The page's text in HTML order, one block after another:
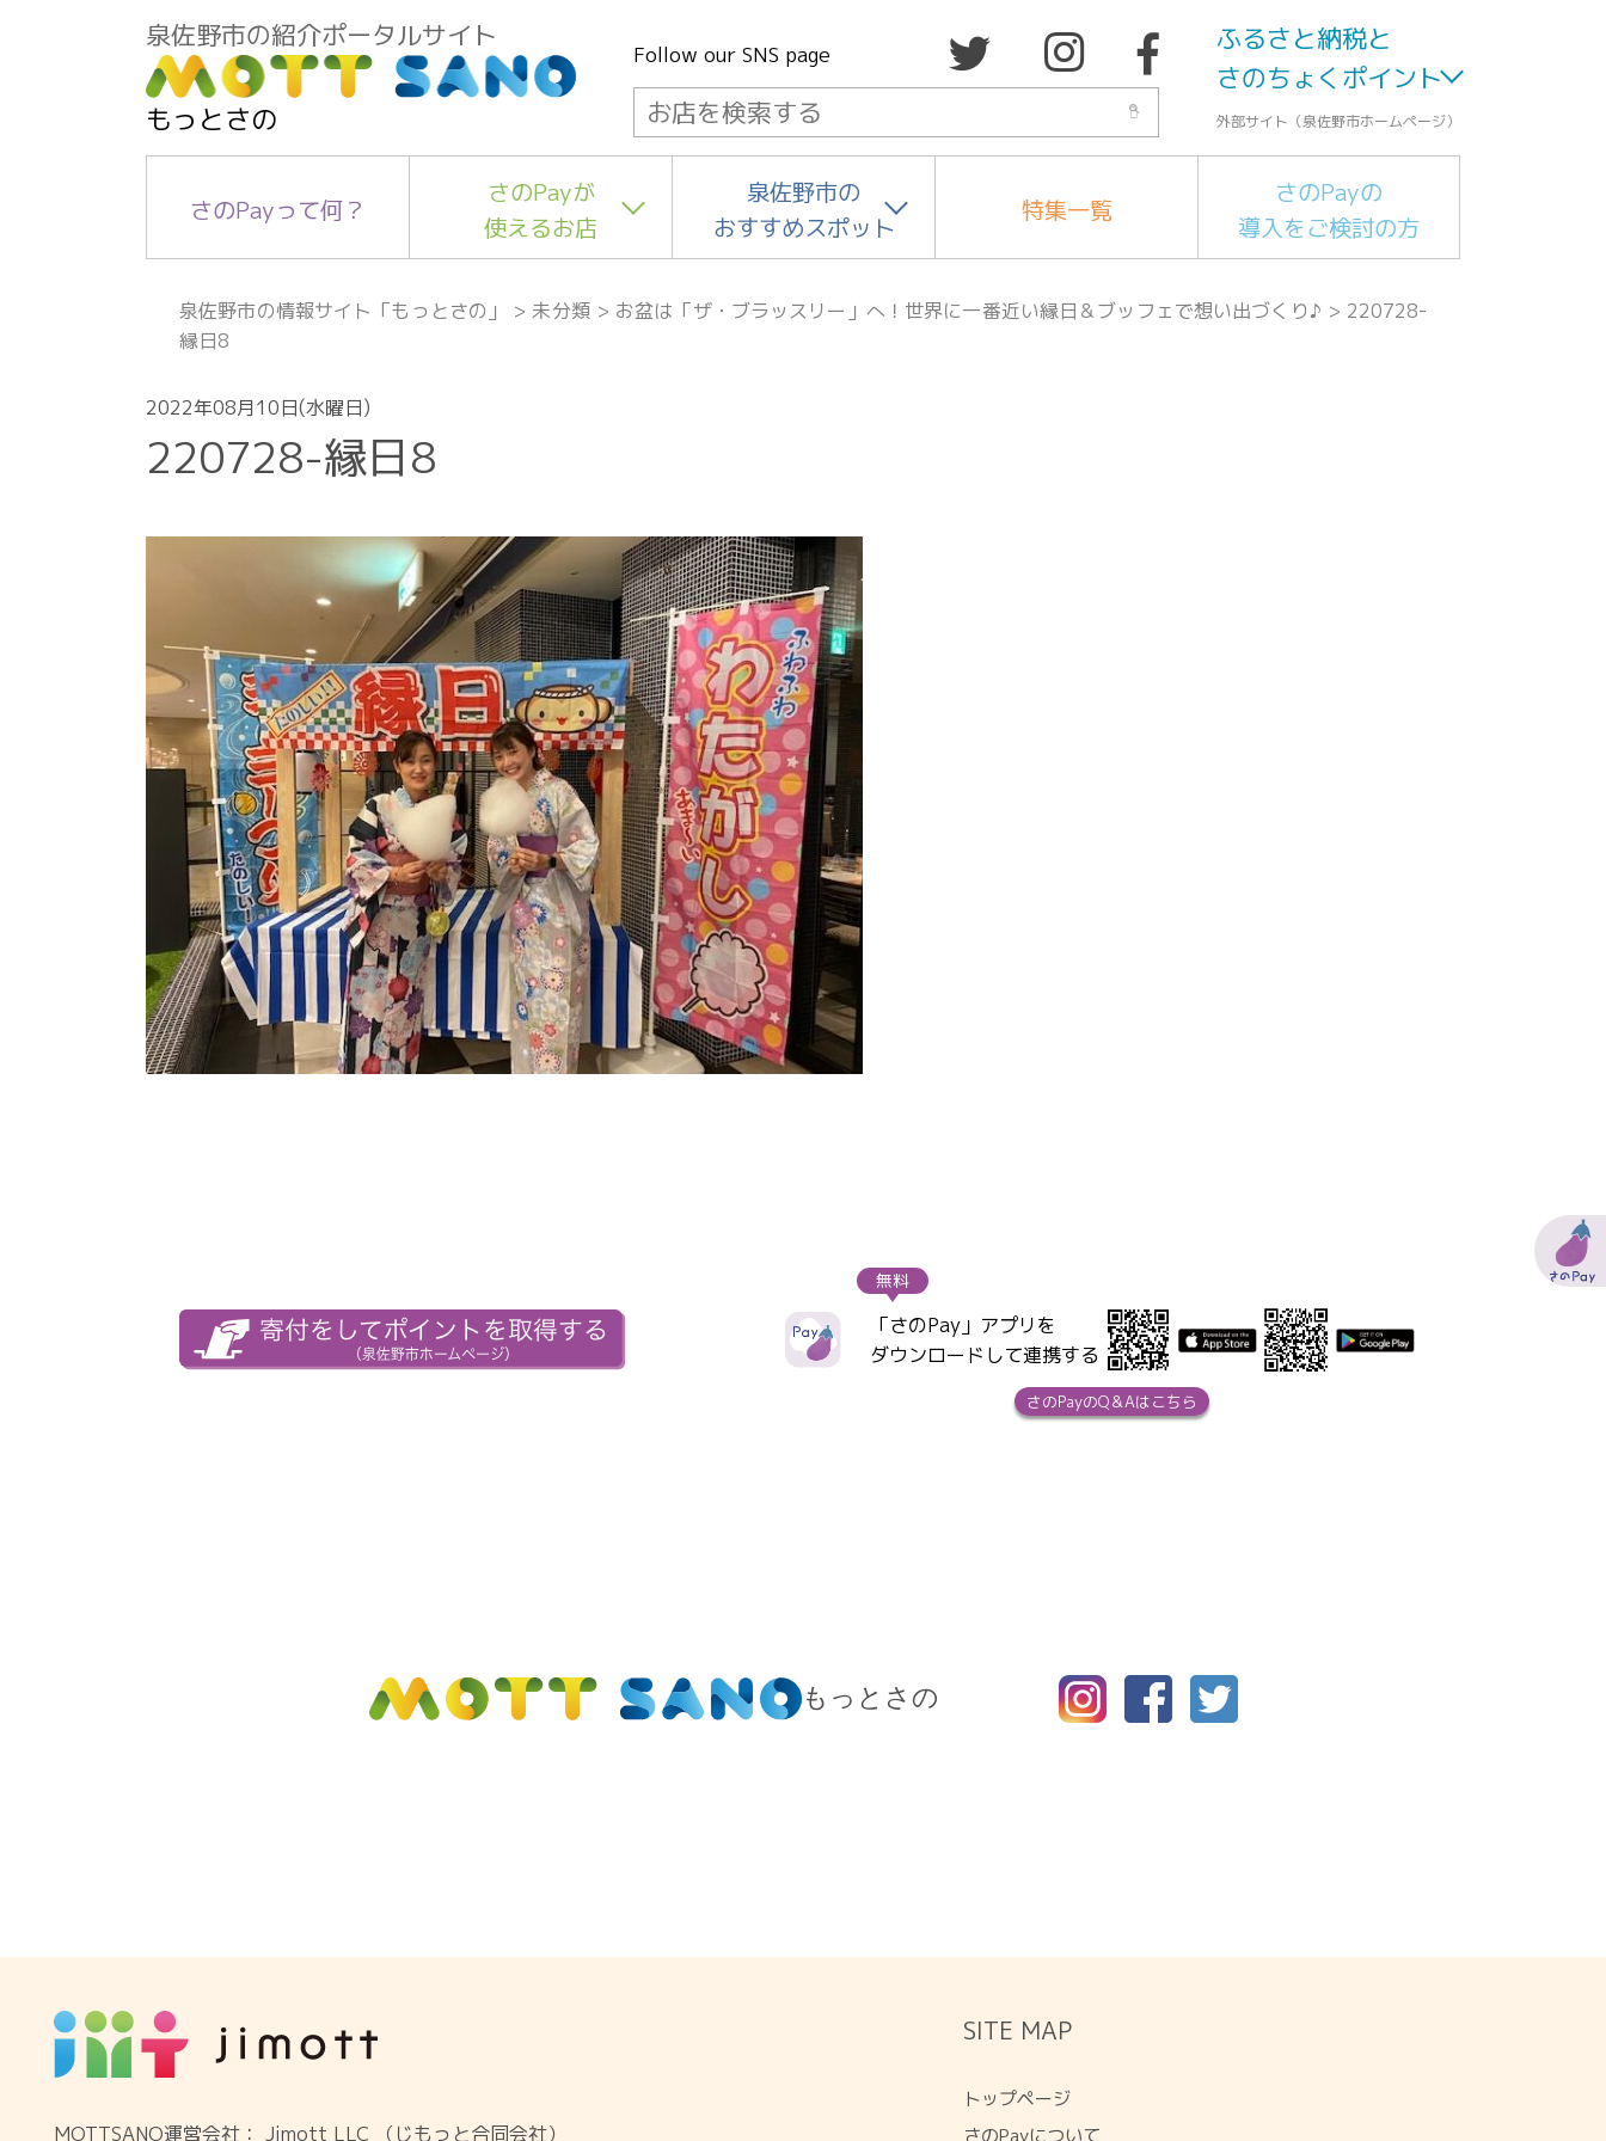
泉佐野市の紹介ポータルサイト
もっとさの
Follow our SNS page
ふるさと納税と
さのちょくポイント
外部サイト（泉佐野市ホームページ）
さのPayって何？
さのPayが
使えるお店
泉佐野市の
おすすめスポット
特集一覧
さのPayの
導入をご検討の方
泉佐野市の情報サイト「もっとさの」 >未分類> お盆は「ザ・ブラッスリー」へ！世界に一番近い縁日＆ブッフェで想い出づくり♪ > 220728-
縁日8
2022年08月10日(水曜日)
220728-縁日8
「さのPay」アプリを
ダウンロードして連携する
無料
さのPayのQ＆Aはこちら
もっとさの
MOTTSANO運営会社： Jimott LLC （じもっと合同会社）
SITE MAP
トップページ
さのPayについて